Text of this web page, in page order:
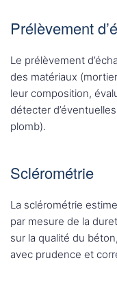
Prélèvement
Le prélèvement
des matériaux
leur composition,
détecter
plomb).
Sclérométrie
La sclérométrie
par mesure de la
sur la qualité du
avec prudence et